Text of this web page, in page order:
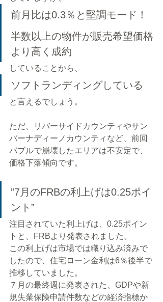
前月比は0.3％と堅調モード！
半数以上の物件が販売希望価格
より高く成約
していることから、
ソフトランディングしている
と言えるでしょう。
ただ、リバーサイドカウンティやサン
バーナディーノカウンティなど、前回
バブルで崩壊したエリアは不安定で、
価格下落傾向です。
”7月のFRBの利上げは0.25ポイ
ント”
注目されていた利上げは、0.25ポイン
トと、FRBより発表されました。
この利上げは市場では織り込み済みで
したので、住宅ローン金利は6％後半で
推移していました。
７月の最終週に発表された、GDPや新
規失業保険申請件数などの経済指標か